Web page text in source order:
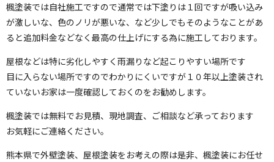
楓塗装では自社施工ですので通常では下塗りは１回ですが吸い込み
が激しいな、色のノリが悪いな、など少しでもそのようなことがあ
ると追加料金などなく最高の仕上げにする為に施工しております。
屋根などは特に劣化しやすく雨漏りなど起こりやすい場所です
目に入らない場所ですのでわかりにくいですが１０年以上塗装され
ていないお家は一度確認しておくのをお勧めします。
楓塗装では無料でお見積、現地調査、ご相談など承っております
お気軽にご連絡ください。
熊本県で外壁塗装、屋根塗装をお考えの際は是非、楓塗装にお任せ